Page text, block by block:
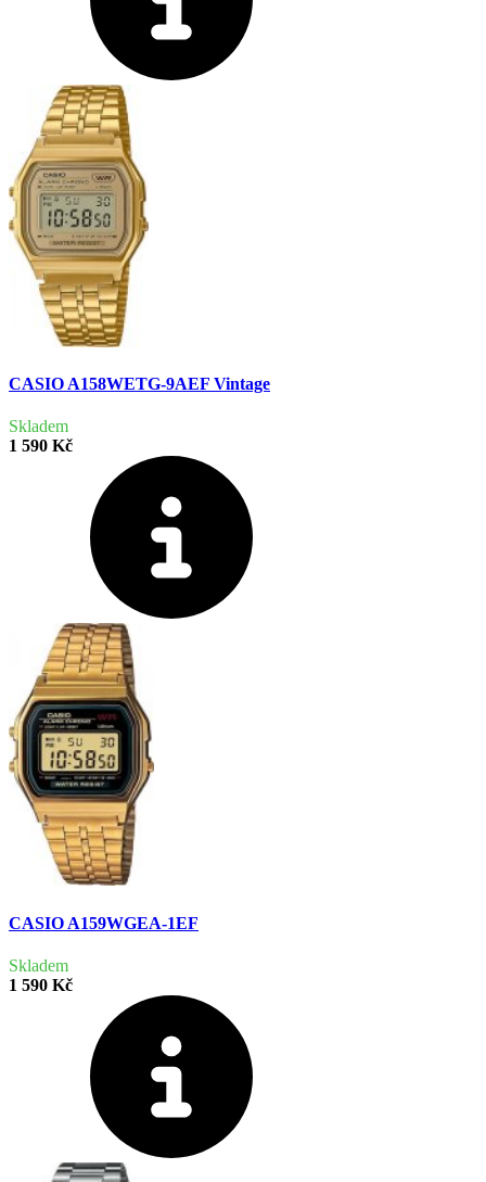
CASIO A158WETG-9AEF Vintage
Skladem
1 590 Kč
CASIO A159WGEA-1EF
Skladem
1 590 Kč